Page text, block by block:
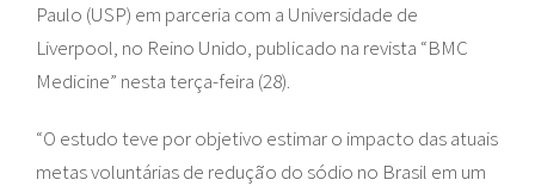
Paulo (USP) em parceria com a Universidade de
Liverpool, no Reino Unido, publicado na revista “BMC
Medicine” nesta terça-feira (28).
“O estudo teve por objetivo estimar o impacto das atuais
metas voluntárias de redução do sódio no Brasil em um